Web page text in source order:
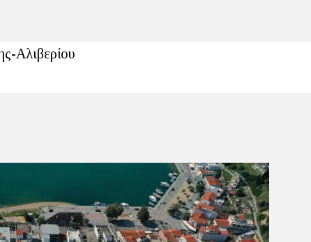
Αλιβερίου